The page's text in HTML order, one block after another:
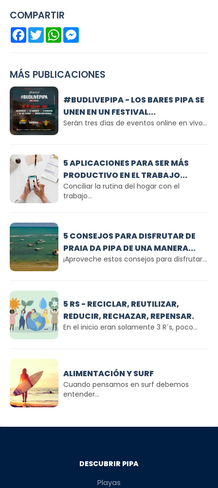
COMPARTIR
Facebook
TwitterWhatsApp
MÁS PUBLICACIONES
#BUDLIVEPIPA - LOS BARES PIPA SE
UNEN EN UN FESTIVAL...
Serán tres días de eventos online en vivo...
5 APLICACIONES PARA SER MÁS
PRODUCTIVO EN EL TRABAJO...
Conciliar la rutina del hogar con el
trabajo...
5 CONSEJOS PARA DISFRUTAR DE
PRAIA DA PIPA DE UNA MANERA...
¡Aproveche estos consejos para disfrutar...
5 RS - RECICLAR, REUTILIZAR,
REDUCIR, RECHAZAR, REPENSAR.
En el inicio eran solamente 3 R´s, poco...
ALIMENTACIÓN Y SURF
Cuando pensamos en surf debemos
entender...
DESCUBRIR PIPA
Playas